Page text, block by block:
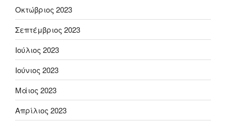
Οκτώβριος 2023
Σεπτέμβριος 2023
Ιούλιος 2023
Ιούνιος 2023
Μάιος 2023
Απρίλιος 2023